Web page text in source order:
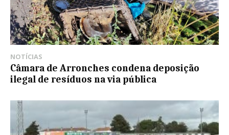
NOTÍCIAS
Câmara de Arronches condena deposição
ilegal de resíduos na via pública